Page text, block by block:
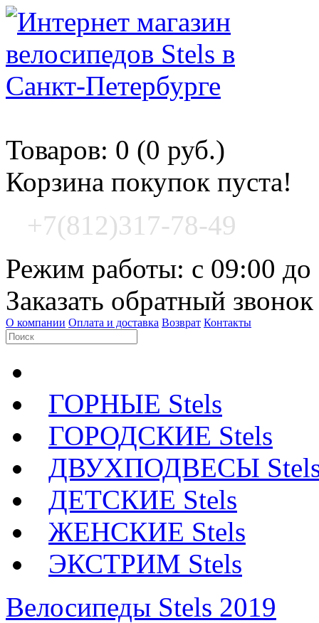
Товаров: 0 (0 руб.)
Корзина покупок пуста!
+7(812)317-78-49
Режим работы: с 09:00 до
Заказать обратный звонок
О компании Оплата и доставка Возврат Контакты
ГОРНЫЕ Stels
ГОРОДСКИЕ Stels
ДВУХПОДВЕСЫ
ДЕТСКИЕ Stels
ЖЕНСКИЕ Stels
ЭКСТРИМ Stels
Велосипеды Stels 2019